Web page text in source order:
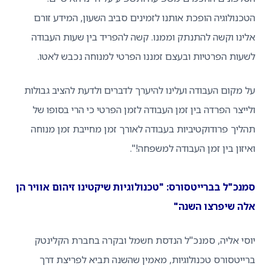
הופכת אותנו לזמינים סביב השעון, המידע זורם
וקשה להתנתק וממנו. קשה להפריד בין שעות העבודה
הפרטיות ובעצם זמננו הפרטי למנוחה נכבש לאטו.
העבודה ועלינו להיערך לדברים ולדעת להציב גבולות
הפרדה בין זמן העבודה לזמן הפרטי כי הרי בסופו של
פרודוקטיביות בעבודה לאורך זמן מחייבת זמן מנוחה
בין זמן העבודה למשפחה!".
בברייטסורס: "טכנולוגיות שיקטינו זיהום אוויר הן
שיפרצו השנה"
אליה, סמנכ"ל הנדסת חשמל ובקרה בחברת הקלינטק
טכנולוגיות, מאמין שהשנה תביא לפריצת דרך